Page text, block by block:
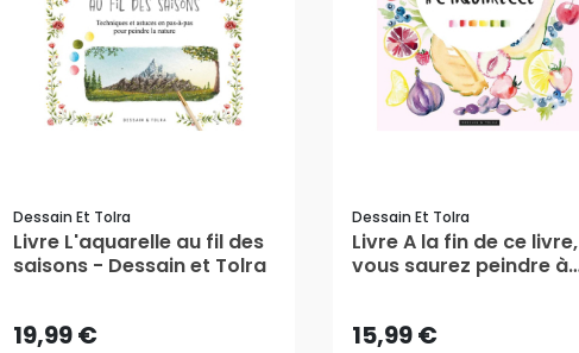
Dessain Et Tolra
Livre L'aquarelle au fil des
saisons - Dessain et Tolra
19,99 €
19,99 €
AJOUTER AU PANIER
Dessain Et Tolra
Livre A la fin de ce livre,
vous saurez peindre à
15,99 €
15,99 €
AJOUTER AU PANIER